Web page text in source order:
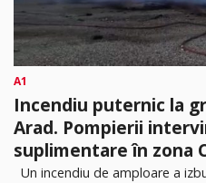
A1
Incendiu puternic la
Arad. Pompierii
suplimentare în zona
Un incendiu de amploare a